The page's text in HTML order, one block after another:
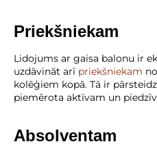
Priekšniekam
Lidojums ar gaisa balonu ir
uzdāvināt arī priekšniekam
kolēģiem kopā. Tā ir
piemērota aktīvam un
Absolventam